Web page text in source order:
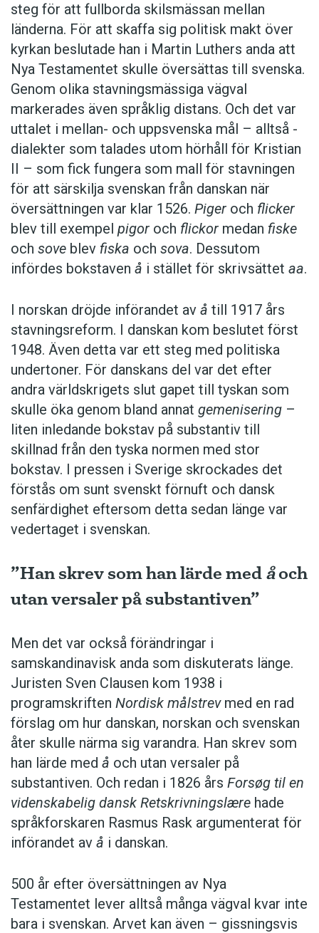
steg för att fullborda skilsmässan mellan
länderna. För att skaffa sig politisk makt över
kyrkan beslutade han i Martin Luthers anda att
Nya Testamentet skulle översättas till svenska.
Genom olika stavningsmässiga vägval
markerades även språklig distans. Och det var
uttalet i mellan- och uppsvenska mål – alltså ­
dialekter som talades utom hörhåll för Kristian
II – som fick fungera som mall för stavningen
för att särskilja svenskan från danskan när
översättningen var klar 1526. Piger och flicker
blev till exempel pigor och flickor medan fiske
och sove blev fiska och sova. Dessutom
infördes bokstaven å i stället för skrivsättet aa.
I norskan dröjde införandet av å till 1917 års
stavningsreform. I danskan kom beslutet först
1948. Även detta var ett steg med politiska
undertoner. För ­danskans del var det efter
andra världskrigets slut gapet till tyskan som
skulle öka genom bland annat gemenisering –
liten inledande bokstav på substantiv till
skillnad från den tyska normen med stor
bokstav. I pressen i Sverige skrockades det
förstås om sunt svenskt förnuft och dansk
senfärdighet eftersom detta sedan länge var
vedertaget i svenskan.
”Han skrev som han lärde medåoch
utan versaler på substantiven”
Men det var också förändringar i
samskandinavisk anda som diskuterats länge.
Juristen Sven Clausen kom 1938 i
programskriften Nordisk målstrevmed en rad
förslag om hur danskan, norskan och svenskan
åter skulle närma sig varandra. Han skrev som
han lärde med å och utan versaler på
substantiven. Och redan i 1826 års Forsøg til en
videnskabelig dansk Retskrivningslære hade
språkforskaren Rasmus Rask argumenterat för
införandet av å i danskan.
500 år efter översättningen av Nya
Testamentet lever alltså många vägval kvar inte
bara i svenskan. Arvet kan även – gissningsvis